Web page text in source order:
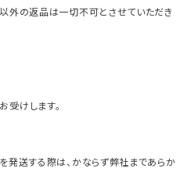
外の返品は一切不可とさせていただき
けします。
発送する際は、かならず弊社まであらか